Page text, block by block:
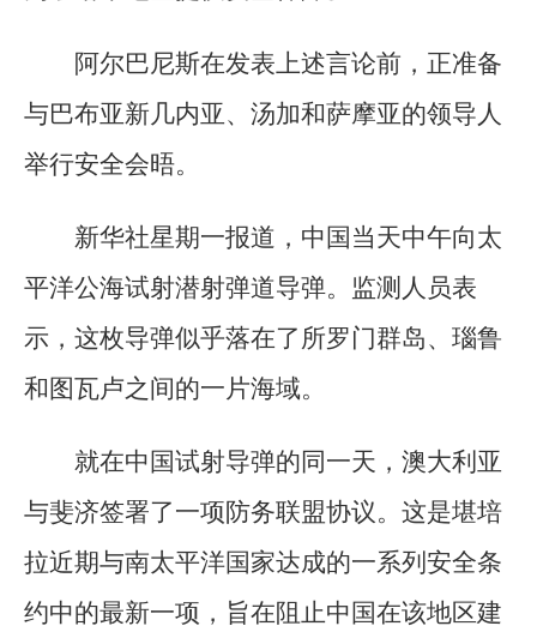
阿尔巴尼斯在发表上述言论前，正准备
与巴布亚新几内亚、汤加和萨摩亚的领导人
举行安全会晤。
新华社星期一报道，中国当天中午向太
平洋公海试射潜射弹道导弹。监测人员表
示，这枚导弹似乎落在了所罗门群岛、瑙鲁
和图瓦卢之间的一片海域。
就在中国试射导弹的同一天，澳大利亚
与斐济签署了一项防务联盟协议。这是堪培
拉近期与南太平洋国家达成的一系列安全条
约中的最新一项，旨在阻止中国在该地区建